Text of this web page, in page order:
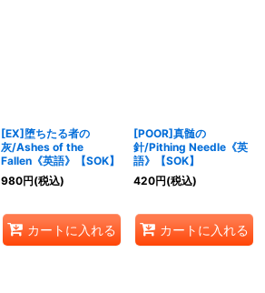
[EX]堕ちたる者の
灰/Ashes of the
Fallen《英語》【SOK】
980円(税込)
カートに入れる
[POOR]真髄の
針/Pithing Needle《英
語》【SOK】
420円(税込)
カートに入れる